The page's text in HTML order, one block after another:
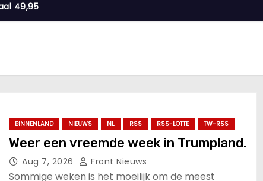
49,95
BINNENLAND NIEUWS NL RSS RSS-LOTTE TW-RSS
Weer een vreemde week in Trumpland.
Aug 7, 2026 Front Nieuws
Sommige weken is het moeilijk om de meest